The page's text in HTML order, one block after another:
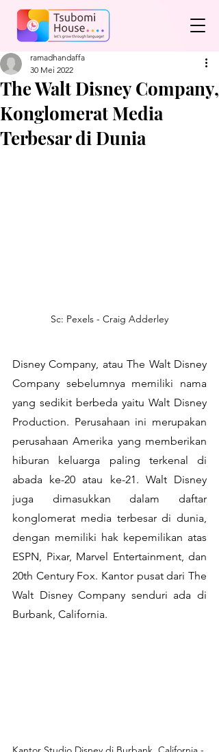
The Walt Disney Company,
Konglomerat Media
Terbesar di Dunia
ramadhandaffa
30 Mei 2022
Sc: Pexels - Craig Adderley
Disney Company, atau The Walt Disney
Company sebelumnya memiliki nama
yang sedikit berbeda yaitu Walt Disney
Production. Perusahaan ini merupakan
perusahaan Amerika yang memberikan
hiburan keluarga paling terkenal di
abada ke-20 atau ke-21. Walt Disney
juga dimasukkan dalam daftar
konglomerat media terbesar di dunia,
dengan memiliki hak kepemilikan atas
ESPN, Pixar, Marvel Entertainment, dan
20th Century Fox. Kantor pusat dari The
Walt Disney Company senduri ada di
Burbank, California.